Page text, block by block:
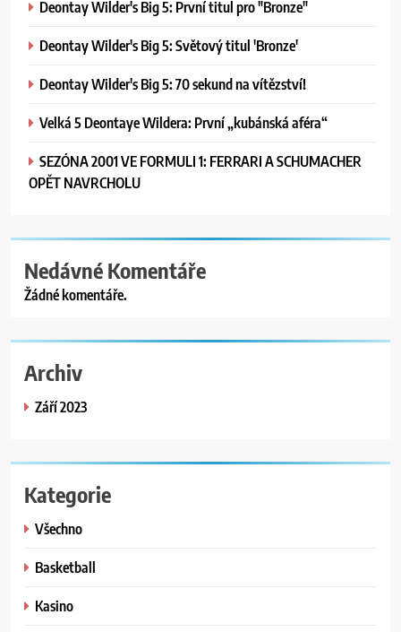
Deontay Wilder's Big 5: První titul pro "Bronze"
Deontay Wilder's Big 5: Světový titul 'Bronze'
Deontay Wilder's Big 5: 70 sekund na vítězství!
Velká 5 Deontaye Wildera: První „kubánská aféra“
SEZÓNA 2001 VE FORMULI 1: FERRARI A SCHUMACHER
OPĚT NAVRCHOLU
Nedávné Komentáře
Žádné komentáře.
Archiv
Září 2023
Kategorie
Všechno
Basketball
Kasino